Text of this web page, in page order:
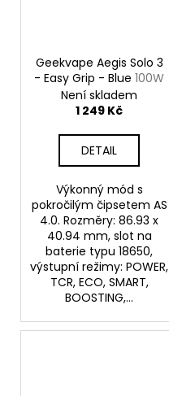
Geekvape Aegis Solo 3
- Easy Grip - Blue 100W
Není skladem
1 249 Kč
DETAIL
Výkonný mód s
pokročilým čipsetem AS
4.0. Rozměry: 86.93 x
40.94 mm, slot na
baterie typu 18650,
výstupní režimy: POWER,
TCR, ECO, SMART,
BOOSTING,...